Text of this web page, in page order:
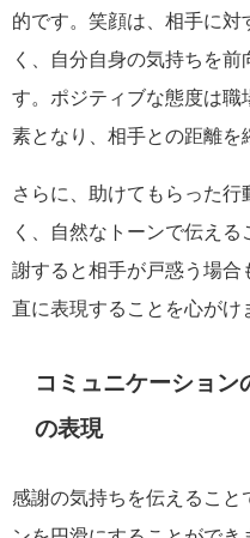
的です。笑顔は、相手に
く、自分自身の気持ちを
す。ポジティブな態度は職
素となり、相手との距離を
さらに、助けてもらった
く、自然なトーンで伝え
謝すると相手が戸惑う場合
直に表現することを心がけ
コミュニケーション
の表現
感謝の気持ちを伝えること